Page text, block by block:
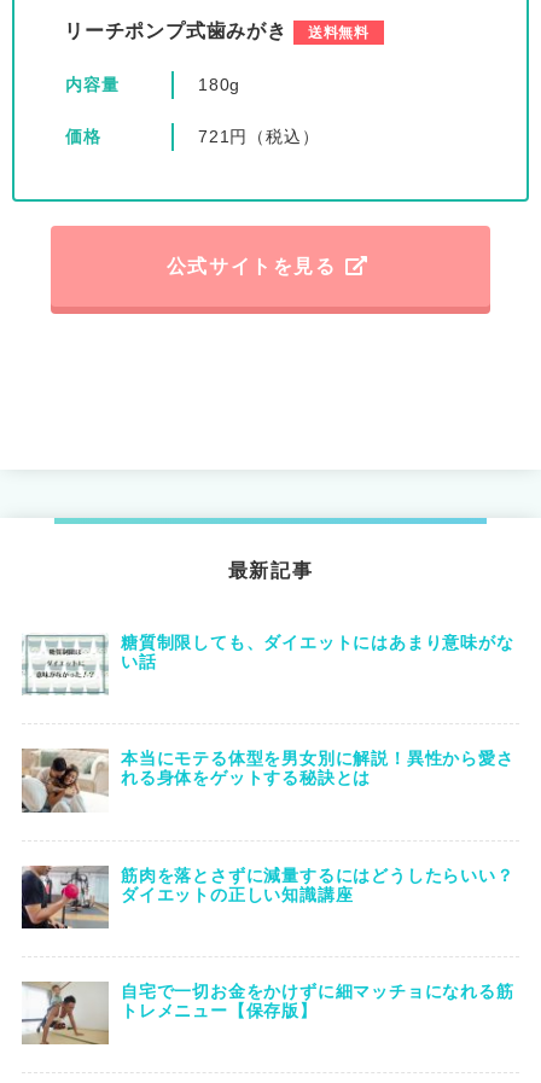
リーチポンプ式歯みがき 送料無料
内容量 180g
価格 721円（税込）
公式サイトを見る
最新記事
糖質制限しても、ダイエットにはあまり意味がな
い話
本当にモテる体型を男女別に解説！異性から愛さ
れる身体をゲットする秘訣とは
筋肉を落とさずに減量するにはどうしたらいい？
ダイエットの正しい知識講座
自宅で一切お金をかけずに細マッチョになれる筋
トレメニュー【保存版】